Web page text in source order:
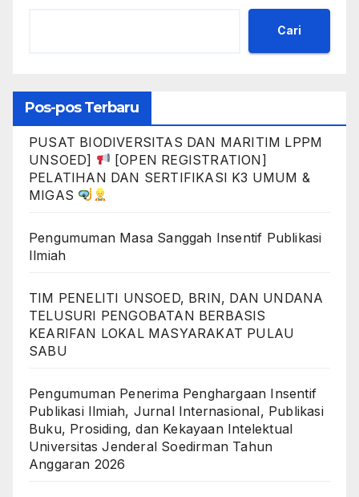
Cari
Pos-pos Terbaru
PUSAT BIODIVERSITAS DAN MARITIM LPPM
UNSOED]
[OPEN REGISTRATION]
PELATIHAN DAN SERTIFIKASI K3 UMUM &
MIGAS
Pengumuman Masa Sanggah Insentif Publikasi
Ilmiah
TIM PENELITI UNSOED, BRIN, DAN UNDANA
TELUSURI PENGOBATAN BERBASIS
KEARIFAN LOKAL MASYARAKAT PULAU
SABU
Pengumuman Penerima Penghargaan Insentif
Publikasi Ilmiah, Jurnal Internasional, Publikasi
Buku, Prosiding, dan Kekayaan Intelektual
Universitas Jenderal Soedirman Tahun
Anggaran 2026